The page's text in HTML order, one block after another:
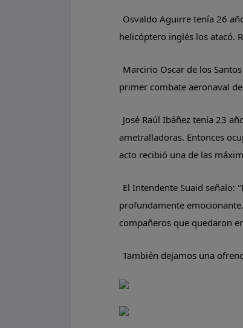
Osvaldo Aguirre tenía 26
helicóptero inglés los atacó.
Marcirio Oscar de los
primer combate aeronaval
José Raúl Ibáñez tenía 23
ametralladoras. Entonces
acto recibió una de las
El Intendente Suaid señalo:
profundamente
compañeros que quedaron
También dejamos una